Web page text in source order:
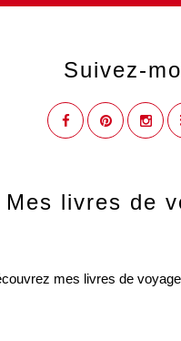
Suivez-
Mes livres de
mes livres de